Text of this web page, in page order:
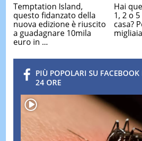
Temptation Island,
questo fidanzato della
nuova edizione è riuscito
a guadagnare 10mila
euro in ...
Hai
1, 2 o
casa?
PIÙ POPOLARI SU FACEBOOK
24 ORE